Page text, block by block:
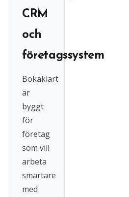
CRM
och
företagssystem
Bokaklart
är
byggt
för
företag
som vill
arbeta
smartare
med